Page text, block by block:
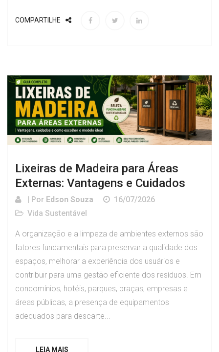
COMPARTILHE
Lixeiras de Madeira para Áreas
Externas: Vantagens e Cuidados
| Por Edson Souza
16/07/2026
Vida Sustentável
A organização e a limpeza de ambientes externos são
fatores fundamentais para preservar a qualidade dos
espaços, melhorar a experiência dos usuários e
contribuir para uma gestão eficiente dos resíduos. Em
condomínios, hotéis, parques, praças, empresas e
áreas públicas, a presença de equipamentos
adequados para descarte...
LEIA MAIS